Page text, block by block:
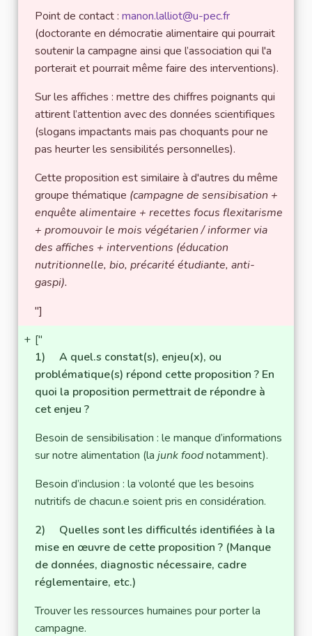
Point de contact : manon.lalliot@u-pec.fr
(doctorante en démocratie alimentaire qui pourrait
soutenir la campagne ainsi que l’association qui l'a
porterait et pourrait même faire des interventions).
Sur les affiches : mettre des chiffres poignants qui
attirent l’attention avec des données scientifiques
(slogans impactants mais pas choquants pour ne
pas heurter les sensibilités personnelles).
Cette proposition est similaire à d'autres du même
groupe thématique (campagne de sensibisation +
enquête alimentaire + recettes focus flexitarisme
+ promouvoir le mois végétarien / informer via
des affiches + interventions (éducation
nutritionnelle, bio, précarité étudiante, anti-
gaspi).
"]
+ ["
1) A quel.s constat(s), enjeu(x), ou
problématique(s) répond cette proposition ? En
quoi la proposition permettrait de répondre à
cet enjeu ?
Besoin de sensibilisation : le manque d’informations
sur notre alimentation (la junk foodnotamment).
Besoin d’inclusion : la volonté que les besoins
nutritifs de chacun.e soient pris en considération.
2) Quelles sont les difficultés identifiées à la
mise en œuvre de cette proposition ? (Manque
de données, diagnostic nécessaire, cadre
réglementaire, etc.)
Trouver les ressources humaines pour porter la
campagne.